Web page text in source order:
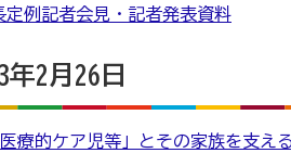
定例記者会見・記者発表資料
年2月26日
医療的ケア児等」とその家族を支え